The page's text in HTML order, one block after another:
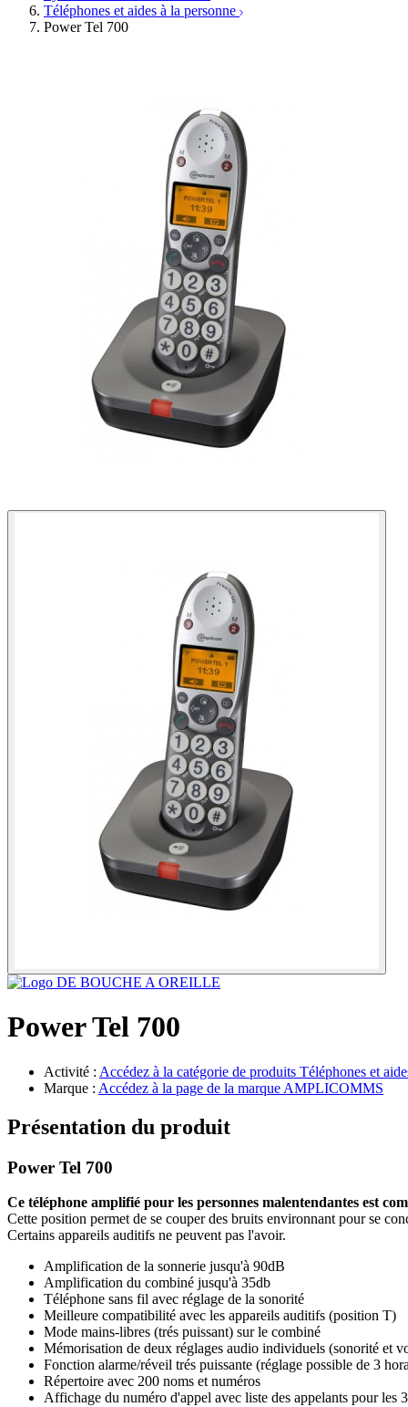
Ressources
Téléphones et aides à la personne
Power Tel 700
Power Tel 700
Activité : Accédez à la catégorie de produits Téléphones et
Marque : Accédez à la page de la marque AMPLICOMMS
Présentation du produit
Power Tel 700
Ce téléphone amplifié pour les personnes malentendantes est
Cette position permet de se couper des bruits environnant pour se
Certains appareils auditifs ne peuvent pas l'avoir.
Amplification de la sonnerie jusqu'à 90dB
Amplification du combiné jusqu'à 35db
Téléphone sans fil avec réglage de la sonorité
Meilleure compatibilité avec les appareils auditifs (position T)
Mode mains-libres (trés puissant) sur le combiné
Mémorisation de deux réglages audio individuels (sonorité et
Fonction alarme/réveil trés puissante (réglage possible de 3
Répertoire avec 200 noms et numéros
Affichage du numéro d'appel avec liste des appelants pour les